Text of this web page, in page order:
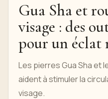
Gua Sha et
visage : des
pour un éclat
Les pierres Gua Sha et
aident à stimuler la
visage.